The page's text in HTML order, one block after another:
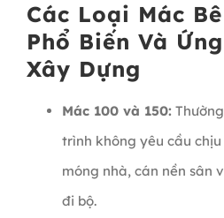
Các Loại Mác
Phổ Biến Và
Xây Dựng
Mác 100 và 150:
trình không yêu cầu
móng nhà, cán nền sân
đi bộ.